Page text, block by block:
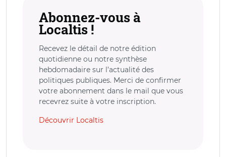
Abonnez-vous à
Localtis !
Recevez le détail de notre édition
quotidienne ou notre synthèse
hebdomadaire sur l’actualité des
politiques publiques. Merci de confirmer
votre abonnement dans le mail que vous
recevrez suite à votre inscription.
Découvrir Localtis